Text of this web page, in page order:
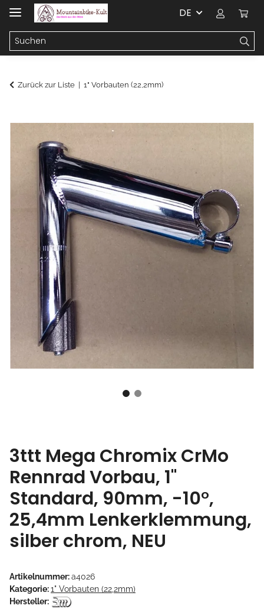
DE
Zurück zur Liste 1" Vorbauten (22,2mm)
3ttt Mega Chromix CrMo
Rennrad Vorbau, 1"
Standard, 90mm, -10°,
25,4mm Lenkerklemmung,
silber chrom, NEU
Artikelnummer:a4026
Kategorie:1" Vorbauten (22,2mm)
Hersteller: